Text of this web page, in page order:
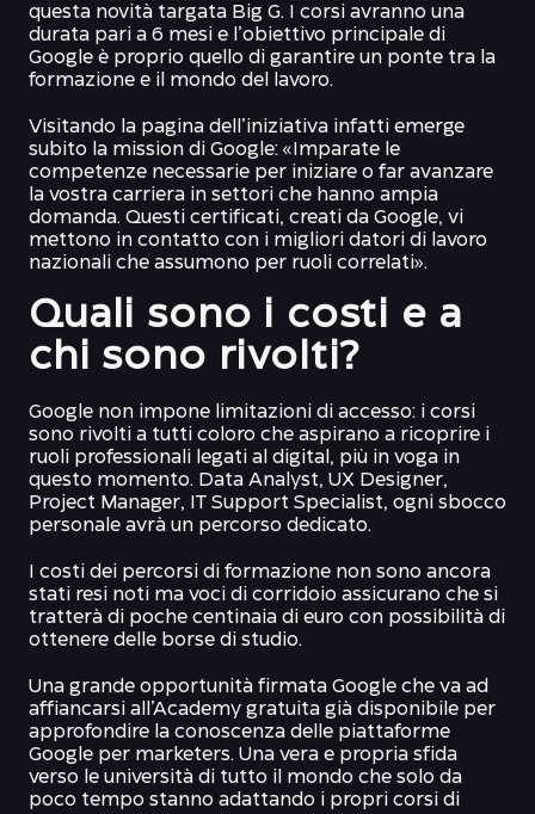
questa novità targata Big G. I corsi avranno una
durata pari a 6 mesi e l’obiettivo principale di
Google è proprio quello di garantire un ponte tra la
formazione e il mondo del lavoro.
Visitando la pagina dell’iniziativa infatti emerge
subito la mission di Google: «Imparate le
competenze necessarie per iniziare o far avanzare
la vostra carriera in settori che hanno ampia
domanda. Questi certificati, creati da Google, vi
mettono in contatto con i migliori datori di lavoro
nazionali che assumono per ruoli correlati».
Quali sono i costi e a
chi sono rivolti?
Google non impone limitazioni di accesso: i corsi
sono rivolti a tutti coloro che aspirano a ricoprire i
ruoli professionali legati al digital, più in voga in
questo momento. Data Analyst, UX Designer,
Project Manager, IT Support Specialist, ogni sbocco
personale avrà un percorso dedicato.
I costi dei percorsi di formazione non sono ancora
stati resi noti ma voci di corridoio assicurano che si
tratterà di poche centinaia di euro con possibilità di
ottenere delle borse di studio.
Una grande opportunità firmata Google che va ad
affiancarsi all’Academy gratuita già disponibile per
approfondire la conoscenza delle piattaforme
Google per marketers. Una vera e propria sfida
verso le università di tutto il mondo che solo da
poco tempo stanno adattando i propri corsi di